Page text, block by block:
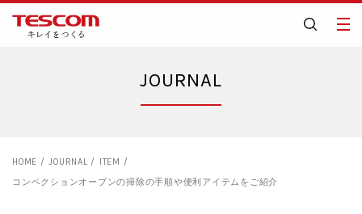
JOURNAL
HOME JOURNAL
ITEM
コンベクションオーブンの掃除の手順や便利アイテムをご紹介